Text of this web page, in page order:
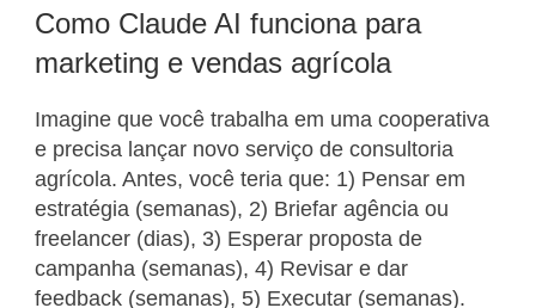
Como Claude AI funciona para
marketing e vendas agrícola
Imagine que você trabalha em uma cooperativa
e precisa lançar novo serviço de consultoria
agrícola. Antes, você teria que: 1) Pensar em
estratégia (semanas), 2) Briefar agência ou
freelancer (dias), 3) Esperar proposta de
campanha (semanas), 4) Revisar e dar
feedback (semanas), 5) Executar (semanas).